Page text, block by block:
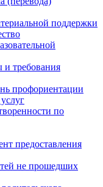
поддержки
и требования
профориентации
по
предоставления
не прошедших